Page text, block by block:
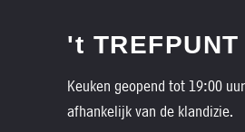
't TREFPUNT
Keuken geopend tot 19:00
afhankelijk van de klandizie.